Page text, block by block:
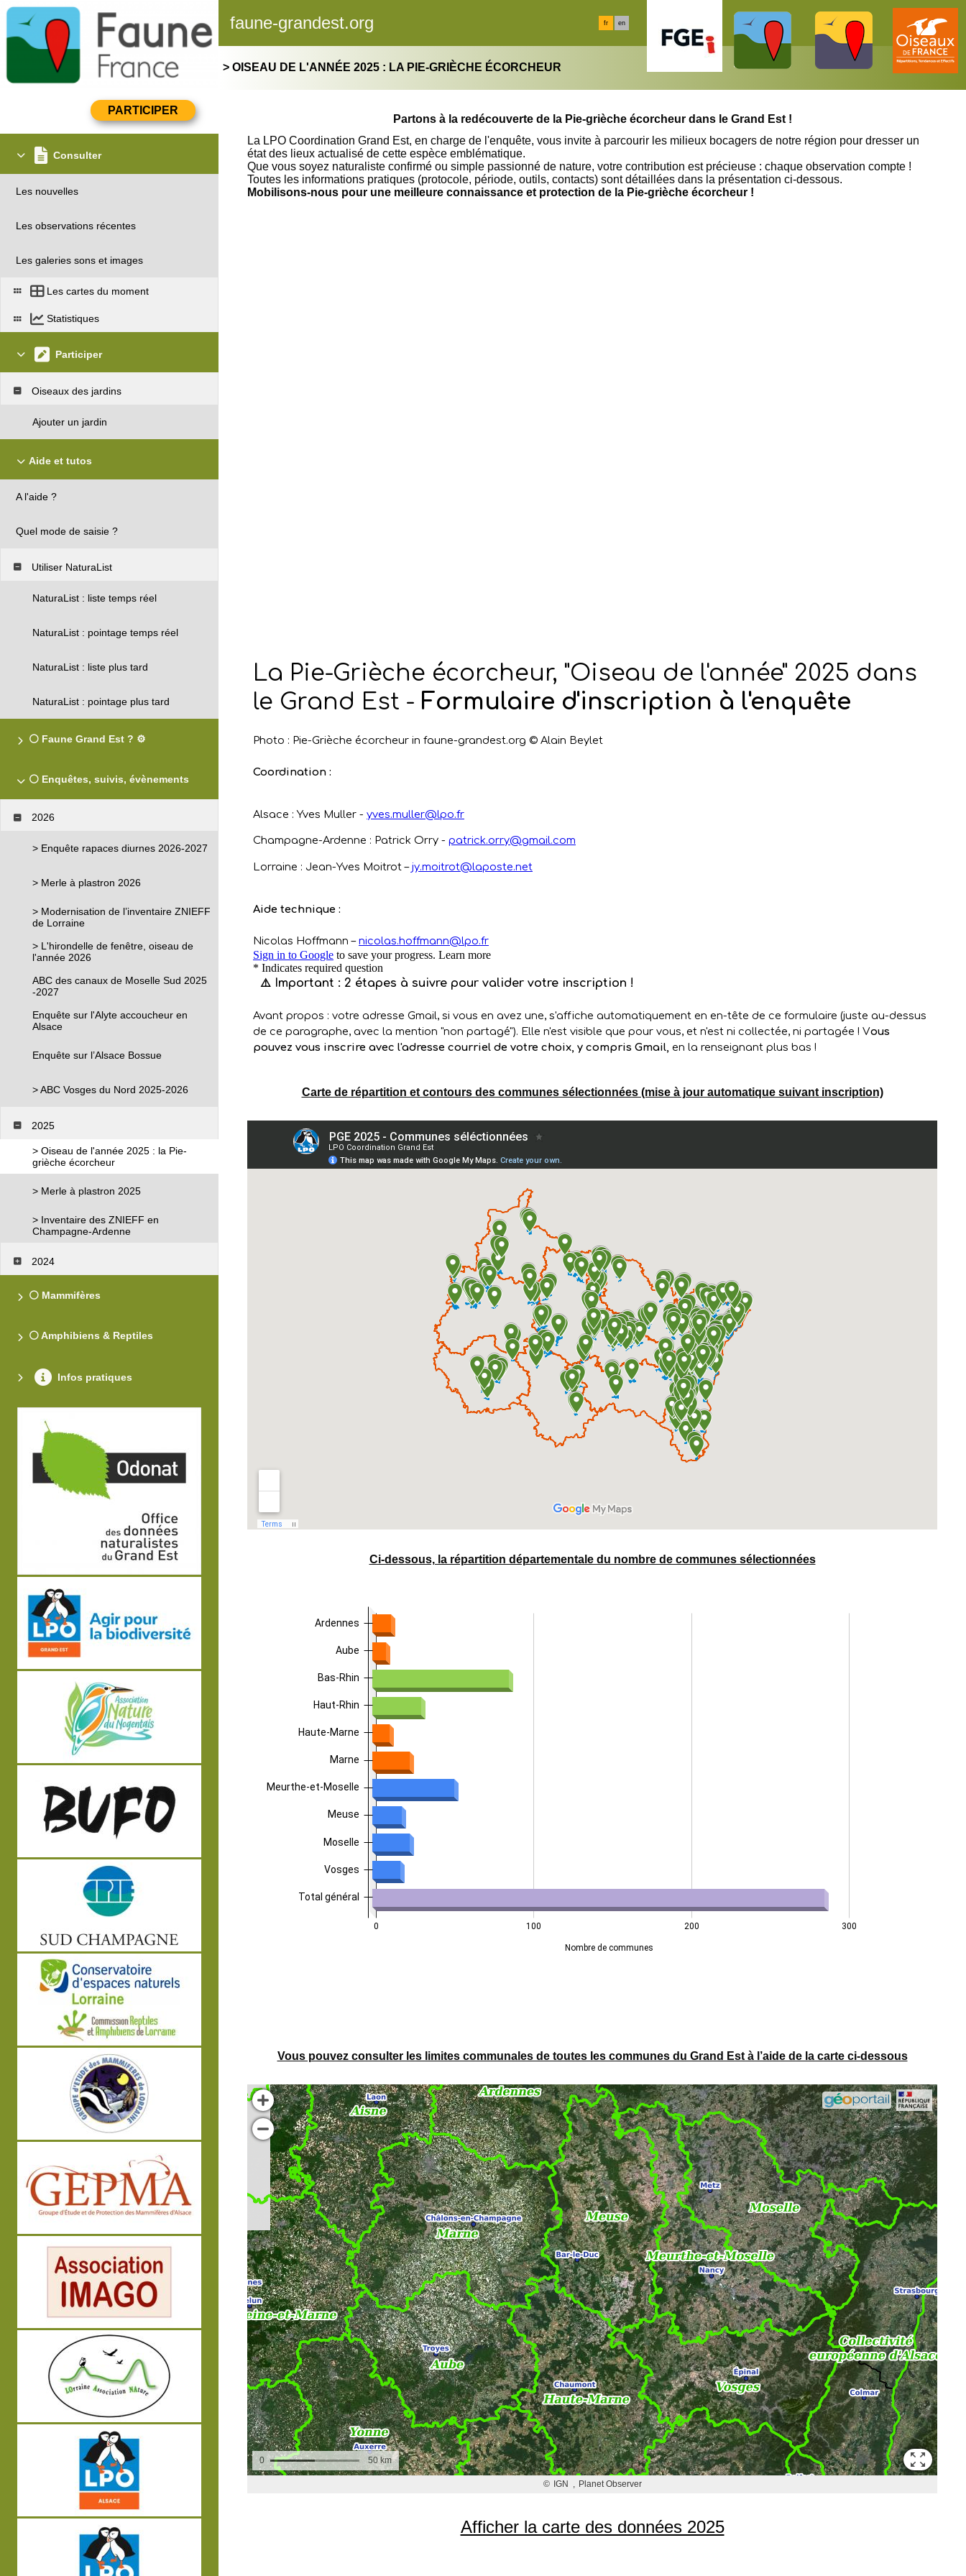
faune-grandest.org fr en
Consulter
Les nouvelles
Les observations récentes
Les galeries sons et images
Les cartes du moment
Statistiques
Participer
Oiseaux des jardins
Ajouter un jardin
Aide et tutos
A l'aide ?
Quel mode de saisie ?
Utiliser NaturaList
NaturaList : liste temps réel
NaturaList : pointage temps réel
NaturaList : liste plus tard
NaturaList : pointage plus tard
⚪ Faune Grand Est ? ⚙️
⚪ Enquêtes, suivis, évènements
2026
> Enquête rapaces diurnes 2026-2027
> Merle à plastron 2026
> Modernisation de l’inventaire ZNIEFF
de Lorraine
> L'hirondelle de fenêtre, oiseau de
l'année 2026
ABC des canaux de Moselle Sud 2025
-2027
Enquête sur l'Alyte accoucheur en
Alsace
Enquête sur l’Alsace Bossue
> ABC Vosges du Nord 2025-2026
2025
> Oiseau de l'année 2025 : la Pie-
grièche écorcheur
> Merle à plastron 2025
> Inventaire des ZNIEFF en
Champagne-Ardenne
2024
⚪ Mammifères
⚪ Amphibiens & Reptiles
Infos pratiques
> OISEAU DE L'ANNÉE 2025 : LA PIE-GRIÈCHE ÉCORCHEUR
Partons à la redécouverte de la Pie-grièche écorcheur dans le Grand Est !
La LPO Coordination Grand Est, en charge de l'enquête, vous invite à parcourir les milieux bocagers de notre région pour dresser un
état des lieux actualisé de cette espèce emblématique.
Que vous soyez naturaliste confirmé ou simple passionné de nature, votre contribution est précieuse : chaque observation compte !
Toutes les informations pratiques (protocole, période, outils, contacts) sont détaillées dans la présentation ci-dessous.
Mobilisons-nous pour une meilleure connaissance et protection de la Pie-grièche écorcheur !
Carte de répartition et contours des communes sélectionnées (mise à jour automatique suivant inscription)
Ci-dessous, la répartition départementale du nombre de communes sélectionnées
Vous pouvez consulter les limites communales de toutes les communes du Grand Est à l’aide de la carte ci-dessous
Afficher la carte des données 2025